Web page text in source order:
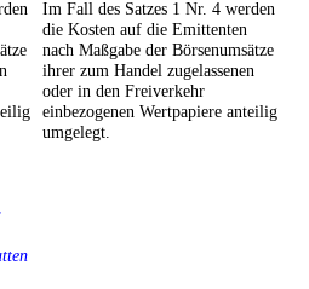
Im Fall des Satzes 1 Nr. 4 werden
die Kosten auf die Emittenten
nach Maßgabe der Börsenumsätze
ihrer zum Handel zugelassenen
oder in den Freiverkehr
einbezogenen Wertpapiere anteilig
umgelegt.